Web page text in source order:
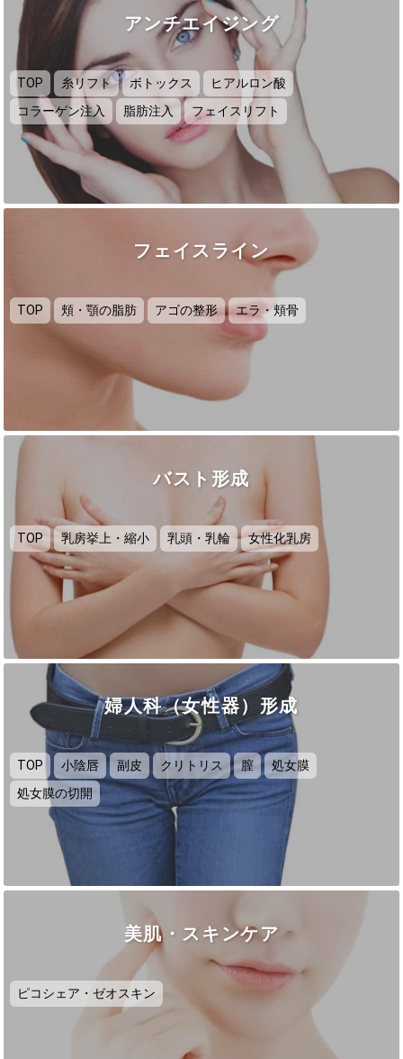
アンチエイジング
TOP 糸リフト ボトックス
ヒアルロン酸
コラーゲン注入
脂肪注入 フェイスリフト
フェイスライン
TOP 頬・顎の脂肪 アゴの整形 エラ・頬骨
バスト形成
TOP 乳房挙上・縮小 乳頭・乳輪 女性化乳房
婦人科（女性器）形成
TOP 小陰唇 副皮 クリトリス 膣
処女膜
処女膜の切開
美肌・スキンケア
ピコシェア・ゼオスキン